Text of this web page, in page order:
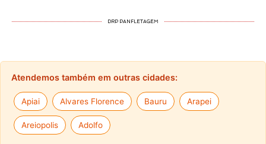
DRP PANFLETAGEM
Atendemos também em outras cidades:
Apiai Alvares Florence Bauru Arapei
Areiopolis Adolfo